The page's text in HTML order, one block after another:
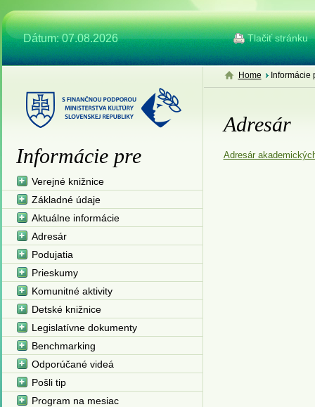
Dátum: 07.08.2026 Tlačiť stránku
Home Informácie
Adresár
Adresár
Informácie pre
Verejné knižnice
Základné údaje
Aktuálne informácie
Adresár
Podujatia
Prieskumy
Komunitné aktivity
Detské knižnice
Legislatívne dokumenty
Benchmarking
Odporúčané videá
Pošli tip
Program na mesiac